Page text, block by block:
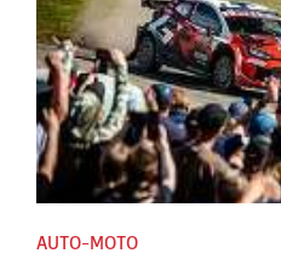
AUTO-MOTO